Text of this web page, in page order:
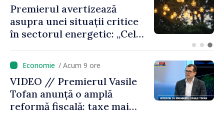
Criza carburanților: Vasile
Tofan anunță că România va
sprijini Republica Moldova
/ Acum 9 ore
VIDEO // Premierul Vasile
Tofan anunță o amplă
reformă fiscală: taxe mai